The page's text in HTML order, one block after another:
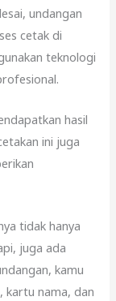
undangan
cetak di
teknologi
hasil
ini juga
tidak hanya
juga ada
kamu
kartu nama, dan